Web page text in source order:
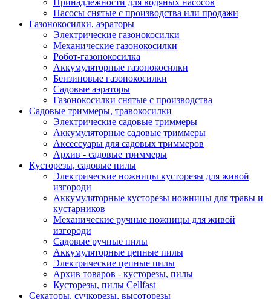
Принадлежности для водяных насосов
Насосы снятые с производства или продажи
Газонокосилки, аэраторы
Электрические газонокосилки
Механические газонокосилки
Робот-газонокосилка
Аккумуляторные газонокосилки
Бензиновые газонокосилки
Садовые аэраторы
Газонокосилки снятые с производства
Садовые триммеры, травокосилки
Электрические садовые триммеры
Аккумуляторные садовые триммеры
Аксессуары для садовых триммеров
Архив - садовые триммеры
Кусторезы, садовые пилы
Электрические ножницы кусторезы для живой
изгороди
Аккумуляторные кусторезы ножницы для травы и
кустарников
Механические ручные ножницы для живой
изгороди
Садовые ручные пилы
Аккумуляторные цепные пилы
Электрические цепные пилы
Архив товаров - кусторезы, пилы
Кусторезы, пилы Cellfast
Секаторы, сучкорезы, высоторезы